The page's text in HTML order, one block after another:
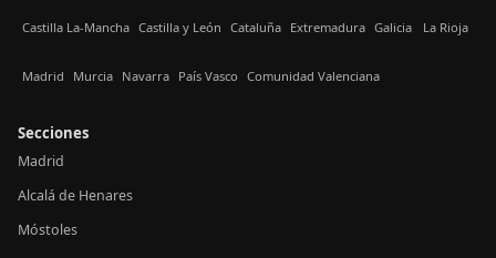
Castilla La-Mancha Castilla y León Cataluña Extremadura Galicia La Rioja
Madrid Murcia Navarra País Vasco Comunidad Valenciana
Secciones
Madrid
Alcalá de Henares
Móstoles